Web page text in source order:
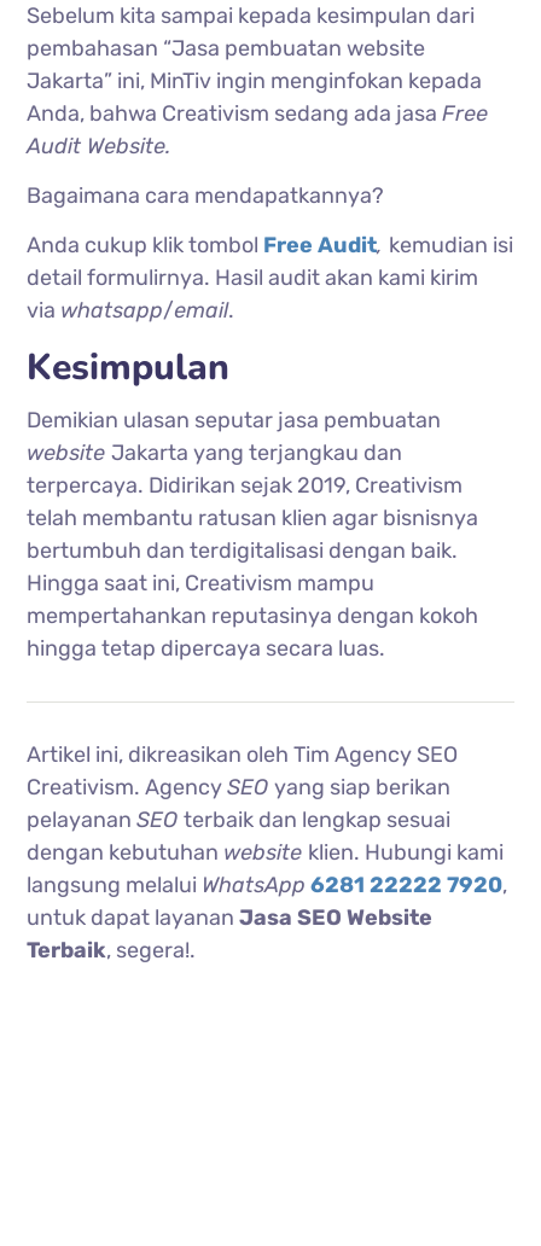
Sebelum kita sampai kepada kesimpulan dari
pembahasan “Jasa pembuatan website
Jakarta” ini, MinTiv ingin menginfokan kepada
Anda, bahwa Creativism sedang ada jasaFree
Audit Website.
Bagaimana cara mendapatkannya?
Anda cukup klik tombol Free Audit, kemudian isi
detail formulirnya. Hasil audit akan kami kirim
via whatsapp/email.
Kesimpulan
Demikian ulasan seputar jasa pembuatan
websiteJakarta yang terjangkau dan
terpercaya. Didirikan sejak 2019, Creativism
telah membantu ratusan klien agar bisnisnya
bertumbuh dan terdigitalisasi dengan baik.
Hingga saat ini, Creativism mampu
mempertahankan reputasinya dengan kokoh
hingga tetap dipercaya secara luas.
Artikel ini, dikreasikan oleh Tim Agency SEO
Creativism. AgencySEOyang siap berikan
pelayananSEOterbaik dan lengkap sesuai
dengan kebutuhan website klien. Hubungi kami
langsung melalui WhatsApp 6281 22222 7920,
untuk dapat layananJasa SEO Website
Terbaik, segera!.